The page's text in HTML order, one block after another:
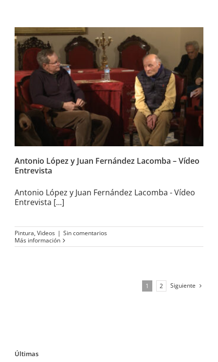
Antonio López y Juan
Fernández Lacomba – Vídeo
Entrevista
Antonio López y Juan Fernández Lacomba – Vídeo
Entrevista
Antonio López y Juan Fernández Lacomba - Vídeo
Entrevista [...]
Pintura, Videos | Sin comentarios
Más información
1 2 Siguiente
Últimas